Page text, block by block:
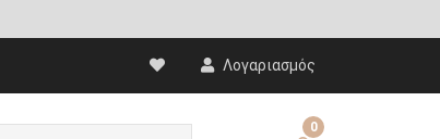
Λογαριασμός
0